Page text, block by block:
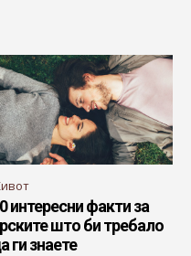
интересни факти за
што би требало
ги знаете